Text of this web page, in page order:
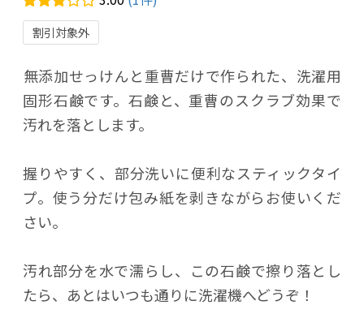
割引対象外
無添加せっけんと重曹だけで作られた、洗濯用
固形石鹸です。石鹸と、重曹のスクラブ効果で
汚れを落とします。
握りやすく、部分洗いに便利なスティックタイ
プ。使う分だけ包み紙を剥きながらお使いくだ
さい。
汚れ部分を水で濡らし、この石鹸で擦り落とし
たら、あとはいつも通りに洗濯機へどうぞ！